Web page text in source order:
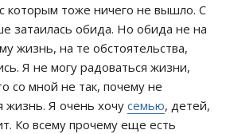
которым тоже ничего не вышло. С
затаилась обида. Но обида не на
жизнь, на те обстоятельства,
Я не могу радоваться жизни,
со мной не так, почему не
жизнь. Я очень хочу семью, детей,
Ко всему прочему еще есть